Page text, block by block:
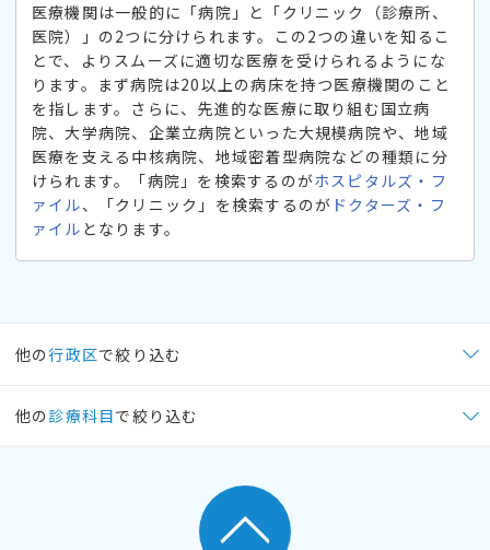
医療機関は一般的に「病院」と「クリニック（診療所、
医院）」の2つに分けられます。この2つの違いを知るこ
とで、よりスムーズに適切な医療を受けられるようにな
ります。まず病院は20以上の病床を持つ医療機関のこと
を指します。さらに、先進的な医療に取り組む国立病
院、大学病院、企業立病院といった大規模病院や、地域
医療を支える中核病院、地域密着型病院などの種類に分
けられます。「病院」を検索するのがホスピタルズ・フ
ァイル、「クリニック」を検索するのが ドクターズ・フ
ァイル となります。
他の行政区で絞り込む
他の 診療科目で絞り込む